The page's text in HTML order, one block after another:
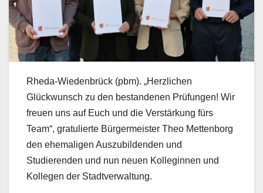
Rheda-Wiedenbrück (pbm). „Herzlichen
Glückwunsch zu den bestandenen Prüfungen! Wir
freuen uns auf Euch und die Verstärkung fürs
Team“, gratulierte Bürgermeister Theo Mettenborg
den ehemaligen Auszubildenden und
Studierenden und nun neuen Kolleginnen und
Kollegen der Stadtverwaltung.